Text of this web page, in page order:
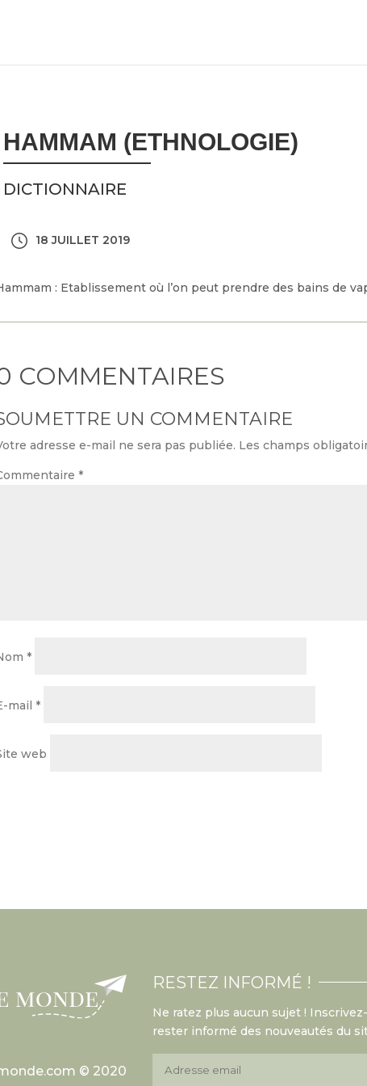
HAMMAM (ETHNOLOGIE)
DICTIONNAIRE
18 JUILLET 2019
: Etablissement où l’on peut prendre des bains de
COMMENTAIRES
UN COMMENTAIRE
adresse e-mail ne sera pas publiée. Les champs
*
*
mail *
web
© 2020
RESTEZ INFORMÉ !
Ne ratez plus aucun sujet !
rester informé des nouveautés du